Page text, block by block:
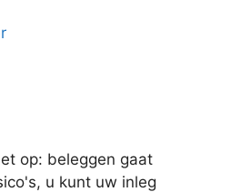
op: beleggen gaat
u kunt uw inleg